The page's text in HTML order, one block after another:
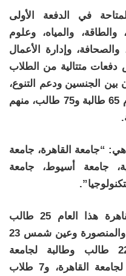
في الدفعة الأولى
والمياه، وعلوم
والصحافة، وإدارة الأعمال
دفعات متتالية من الطلاب
بين الجنسين ودعم التنوع،
حيث حصل على المنحة هذا العام 65 طالبة و75 طالب، منهم
“جامعة القاهرة، جامعة
جامعة أسيوط، جامعة
وتستقبل الجامعة الأمريكية بالقاهرة هذا العام 25 طالب
وطالبة، وتستقبل جامعة أسيوط والمنصورة وعين شمس 23
طالب وطالبة، بينما ينضم 22 طالب وطالبة لجامعة
الإسكندرية، و17 طالب وطالبة لجامعة القاهرة، و7 طلاب